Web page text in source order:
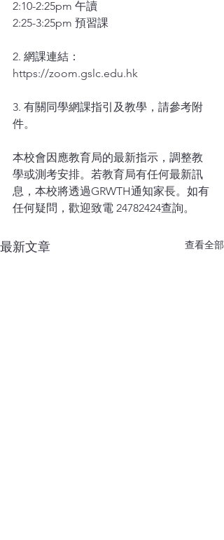
2:10-2:25pm 午讀
2:25-3:25pm 預習課
2. 網課連結：
https://zoom.gslc.edu.hk
3. 有關同學網課指引及教學，請參考附
件。
本校會因應教育局的最新指示，調整教
學或測考安排。若教育局有任何最新訊
息，本校將透過GRWTH通知家長。如有
任何疑問，歡迎致電 24782424查詢。
最新文章 查看全部